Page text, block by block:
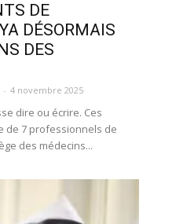
DE
DÉSORMAIS
DES
- 4 novembre 2025
dire ou écrire. Ces
de 7 professionnels de
des médecins...